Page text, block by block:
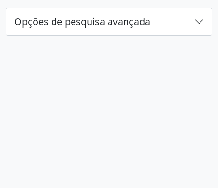
Opções de pesquisa avançada